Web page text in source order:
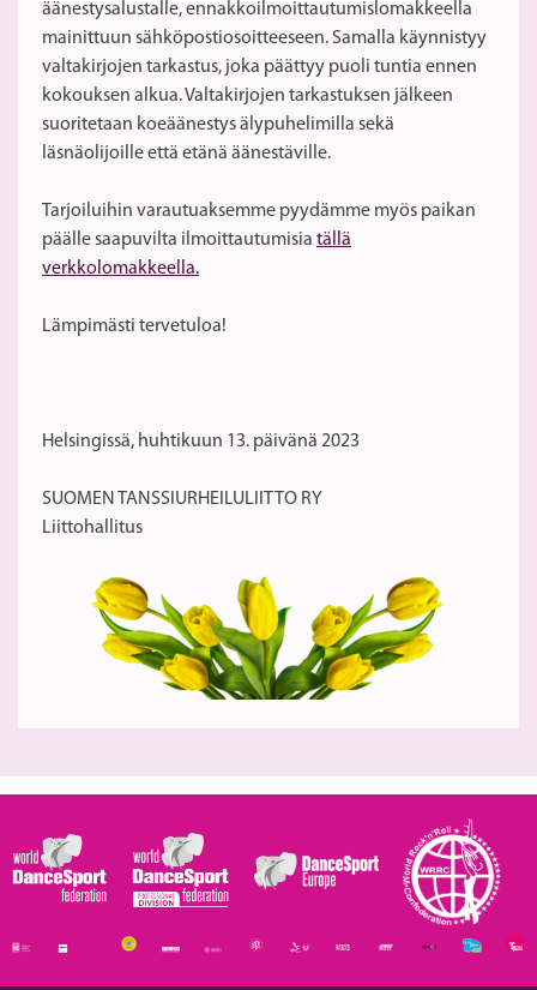
äänestysalustalle, ennakkoilmoittautumislomakkeella
mainittuun sähköpostiosoitteeseen. Samalla käynnistyy
valtakirjojen tarkastus, joka päättyy puoli tuntia ennen
kokouksen alkua. Valtakirjojen tarkastuksen jälkeen
suoritetaan koeäänestys älypuhelimilla sekä
läsnäolijoille että etänä äänestäville.
Tarjoiluihin varautuaksemme pyydämme myös paikan
päälle saapuvilta ilmoittautumisia tällä
verkkolomakkeella.
Lämpimästi tervetuloa!
Helsingissä, huhtikuun 13. päivänä 2023
SUOMEN TANSSIURHEILULIITTO RY
Liittohallitus